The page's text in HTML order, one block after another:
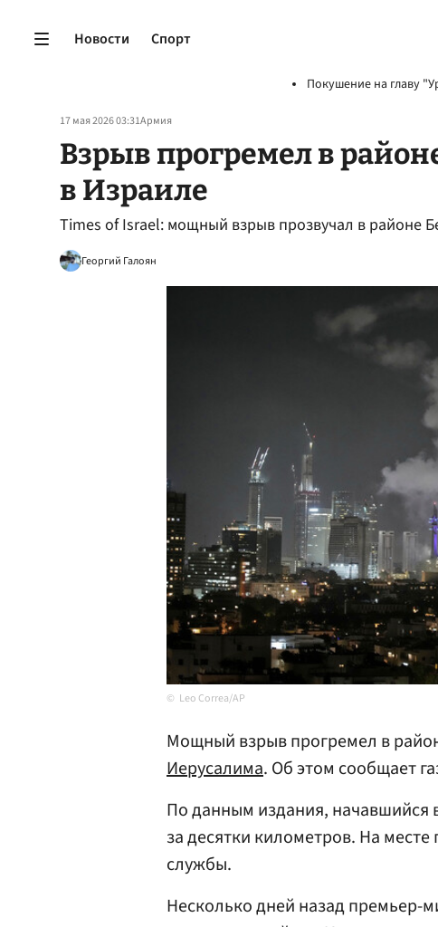
Новости Спорт
Покушение на главу
17 мая 2026 03:31Армия
Взрыв прогремел в
в Израиле
Times of Israel: мощный взрыв прозвучал в районе
Георгий Галоян
Leo Correa/AP
Мощный взрыв прогремел в
Иерусалима. Об этом сообщает
По данным издания, начавшийся
за десятки километров. На
службы.
Несколько дней назад премьер-